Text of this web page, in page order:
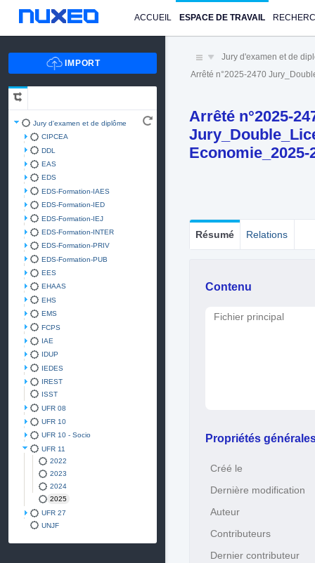
ACCUEIL ESPACE DE TRAVAIL
Jury d'examen et de diplôme
CIPCEA
DDL
EAS
EDS
EDS-Formation-IAES
EDS-Formation-IED
EDS-Formation-IEJ
EDS-Formation-INTER
EDS-Formation-PRIV
EDS-Formation-PUB
EES
EHAAS
EHS
EMS
FCPS
IAE
IDUP
IEDES
IREST
ISST
UFR 08
UFR 10
UFR 10 - Socio
UFR 11
2022
2023
2024
2025
UFR 27
UNJF
Jury d'examen et de
Arrêté n°2025-2470
Arrêté n°2025-
Résumé Relations
Contenu
Fichier principal
Propriétés
Créé le
Dernière modification
Auteur
Contributeurs
Dernier contributeur